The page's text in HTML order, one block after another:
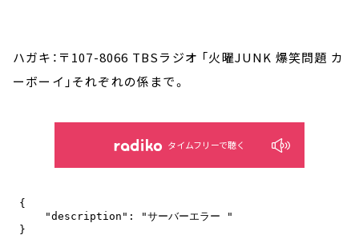
ハガキ：〒107-8066 TBSラジオ 「火曜JUNK 爆笑問題 カ
ーボーイ」それぞれの係まで。
タイムフリーで聴く